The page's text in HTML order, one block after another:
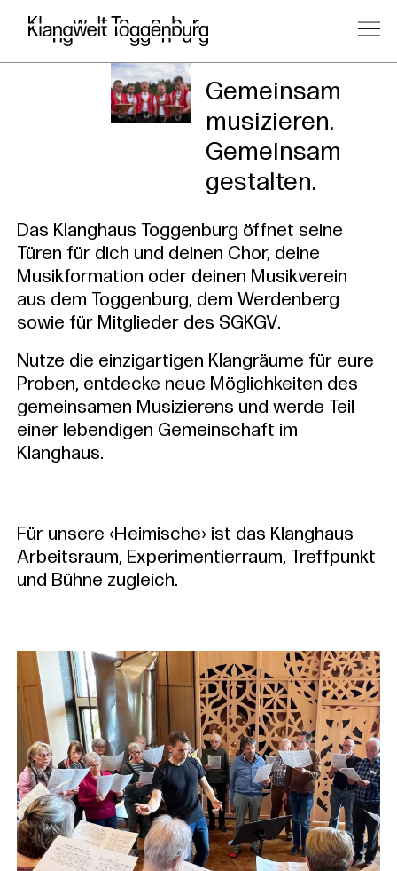
Gemeinsam
musizieren.
Gemeinsam
gestalten.
Das Klanghaus Toggenburg öffnet seine
Türen für dich und deinen Chor, deine
Musikformation oder deinen Musikverein
aus dem Toggenburg, dem Werdenberg
sowie für Mitglieder des SGKGV.
Nutze die einzigartigen Klangräume für eure
Proben, entdecke neue Möglichkeiten des
gemeinsamen Musizierens und werde Teil
einer lebendigen Gemeinschaft im
Klanghaus.
Für unsere ‹Heimische› ist das Klanghaus
Arbeitsraum, Experimentierraum, Treffpunkt
und Bühne zugleich.